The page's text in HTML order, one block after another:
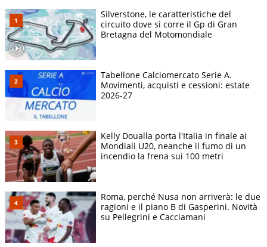
Silverstone, le caratteristiche del
circuito dove si corre il Gp di Gran
Bretagna del Motomondiale
Tabellone Calciomercato Serie A.
Movimenti, acquisti e cessioni: estate
2026-27
Kelly Doualla porta l'Italia in finale ai
Mondiali U20, neanche il fumo di un
incendio la frena sui 100 metri
Roma, perché Nusa non arriverà: le due
ragioni e il piano B di Gasperini. Novità
su Pellegrini e Cacciamani